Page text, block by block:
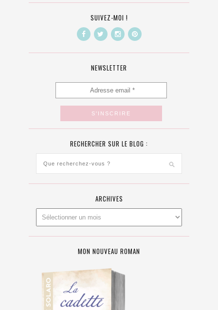
SUIVEZ-MOI !
NEWSLETTER
RECHERCHER SUR LE BLOG :
ARCHIVES
MON NOUVEAU ROMAN